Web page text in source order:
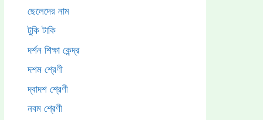
ছেলেদের নাম
টুকি টাকি
দর্শন শিক্ষা কেন্দ্র
দশম শ্রেণী
দ্বাদশ শ্রেণী
নবম শ্রেণী